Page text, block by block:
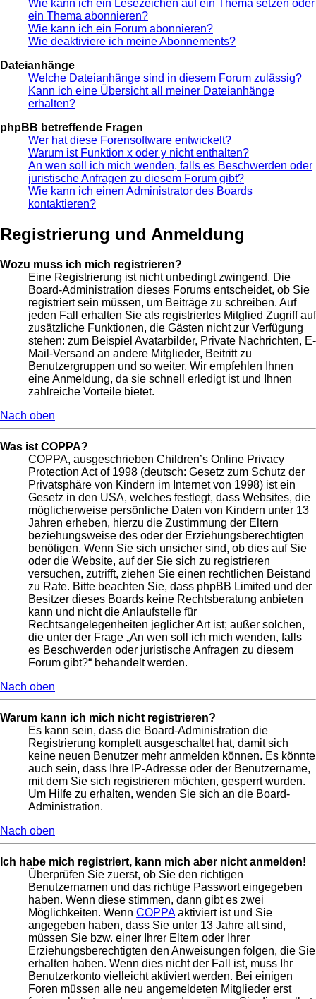
Wie kann ich ein Lesezeichen auf ein Thema setzen oder
ein Thema abonnieren?
Wie kann ich ein Forum abonnieren?
Wie deaktiviere ich meine Abonnements?
Dateianhänge
Welche Dateianhänge sind in diesem Forum zulässig?
Kann ich eine Übersicht all meiner Dateianhänge
erhalten?
phpBB betreffende Fragen
Wer hat diese Forensoftware entwickelt?
Warum ist Funktion x oder y nicht enthalten?
An wen soll ich mich wenden, falls es Beschwerden oder
juristische Anfragen zu diesem Forum gibt?
Wie kann ich einen Administrator des Boards
kontaktieren?
Registrierung und Anmeldung
Wozu muss ich mich registrieren?
Eine Registrierung ist nicht unbedingt zwingend. Die
Board-Administration dieses Forums entscheidet, ob Sie
registriert sein müssen, um Beiträge zu schreiben. Auf
jeden Fall erhalten Sie als registriertes Mitglied Zugriff auf
zusätzliche Funktionen, die Gästen nicht zur Verfügung
stehen: zum Beispiel Avatarbilder, Private Nachrichten, E-
Mail-Versand an andere Mitglieder, Beitritt zu
Benutzergruppen und so weiter. Wir empfehlen Ihnen
eine Anmeldung, da sie schnell erledigt ist und Ihnen
zahlreiche Vorteile bietet.
Nach oben
Was ist COPPA?
COPPA, ausgeschrieben Children’s Online Privacy
Protection Act of 1998 (deutsch: Gesetz zum Schutz der
Privatsphäre von Kindern im Internet von 1998) ist ein
Gesetz in den USA, welches festlegt, dass Websites, die
möglicherweise persönliche Daten von Kindern unter 13
Jahren erheben, hierzu die Zustimmung der Eltern
beziehungsweise des oder der Erziehungsberechtigten
benötigen. Wenn Sie sich unsicher sind, ob dies auf Sie
oder die Website, auf der Sie sich zu registrieren
versuchen, zutrifft, ziehen Sie einen rechtlichen Beistand
zu Rate. Bitte beachten Sie, dass phpBB Limited und der
Besitzer dieses Boards keine Rechtsberatung anbieten
kann und nicht die Anlaufstelle für
Rechtsangelegenheiten jeglicher Art ist; außer solchen,
die unter der Frage „An wen soll ich mich wenden, falls
es Beschwerden oder juristische Anfragen zu diesem
Forum gibt?“ behandelt werden.
Nach oben
Warum kann ich mich nicht registrieren?
Es kann sein, dass die Board-Administration die
Registrierung komplett ausgeschaltet hat, damit sich
keine neuen Benutzer mehr anmelden können. Es könnte
auch sein, dass Ihre IP-Adresse oder der Benutzername,
mit dem Sie sich registrieren möchten, gesperrt wurden.
Um Hilfe zu erhalten, wenden Sie sich an die Board-
Administration.
Nach oben
Ich habe mich registriert, kann mich aber nicht anmelden!
Überprüfen Sie zuerst, ob Sie den richtigen
Benutzernamen und das richtige Passwort eingegeben
haben. Wenn diese stimmen, dann gibt es zwei
Möglichkeiten. Wenn COPPAaktiviert ist und Sie
angegeben haben, dass Sie unter 13 Jahre alt sind,
müssen Sie bzw. einer Ihrer Eltern oder Ihrer
Erziehungsberechtigten den Anweisungen folgen, die Sie
erhalten haben. Wenn dies nicht der Fall ist, muss Ihr
Benutzerkonto vielleicht aktiviert werden. Bei einigen
Foren müssen alle neu angemeldeten Mitglieder erst